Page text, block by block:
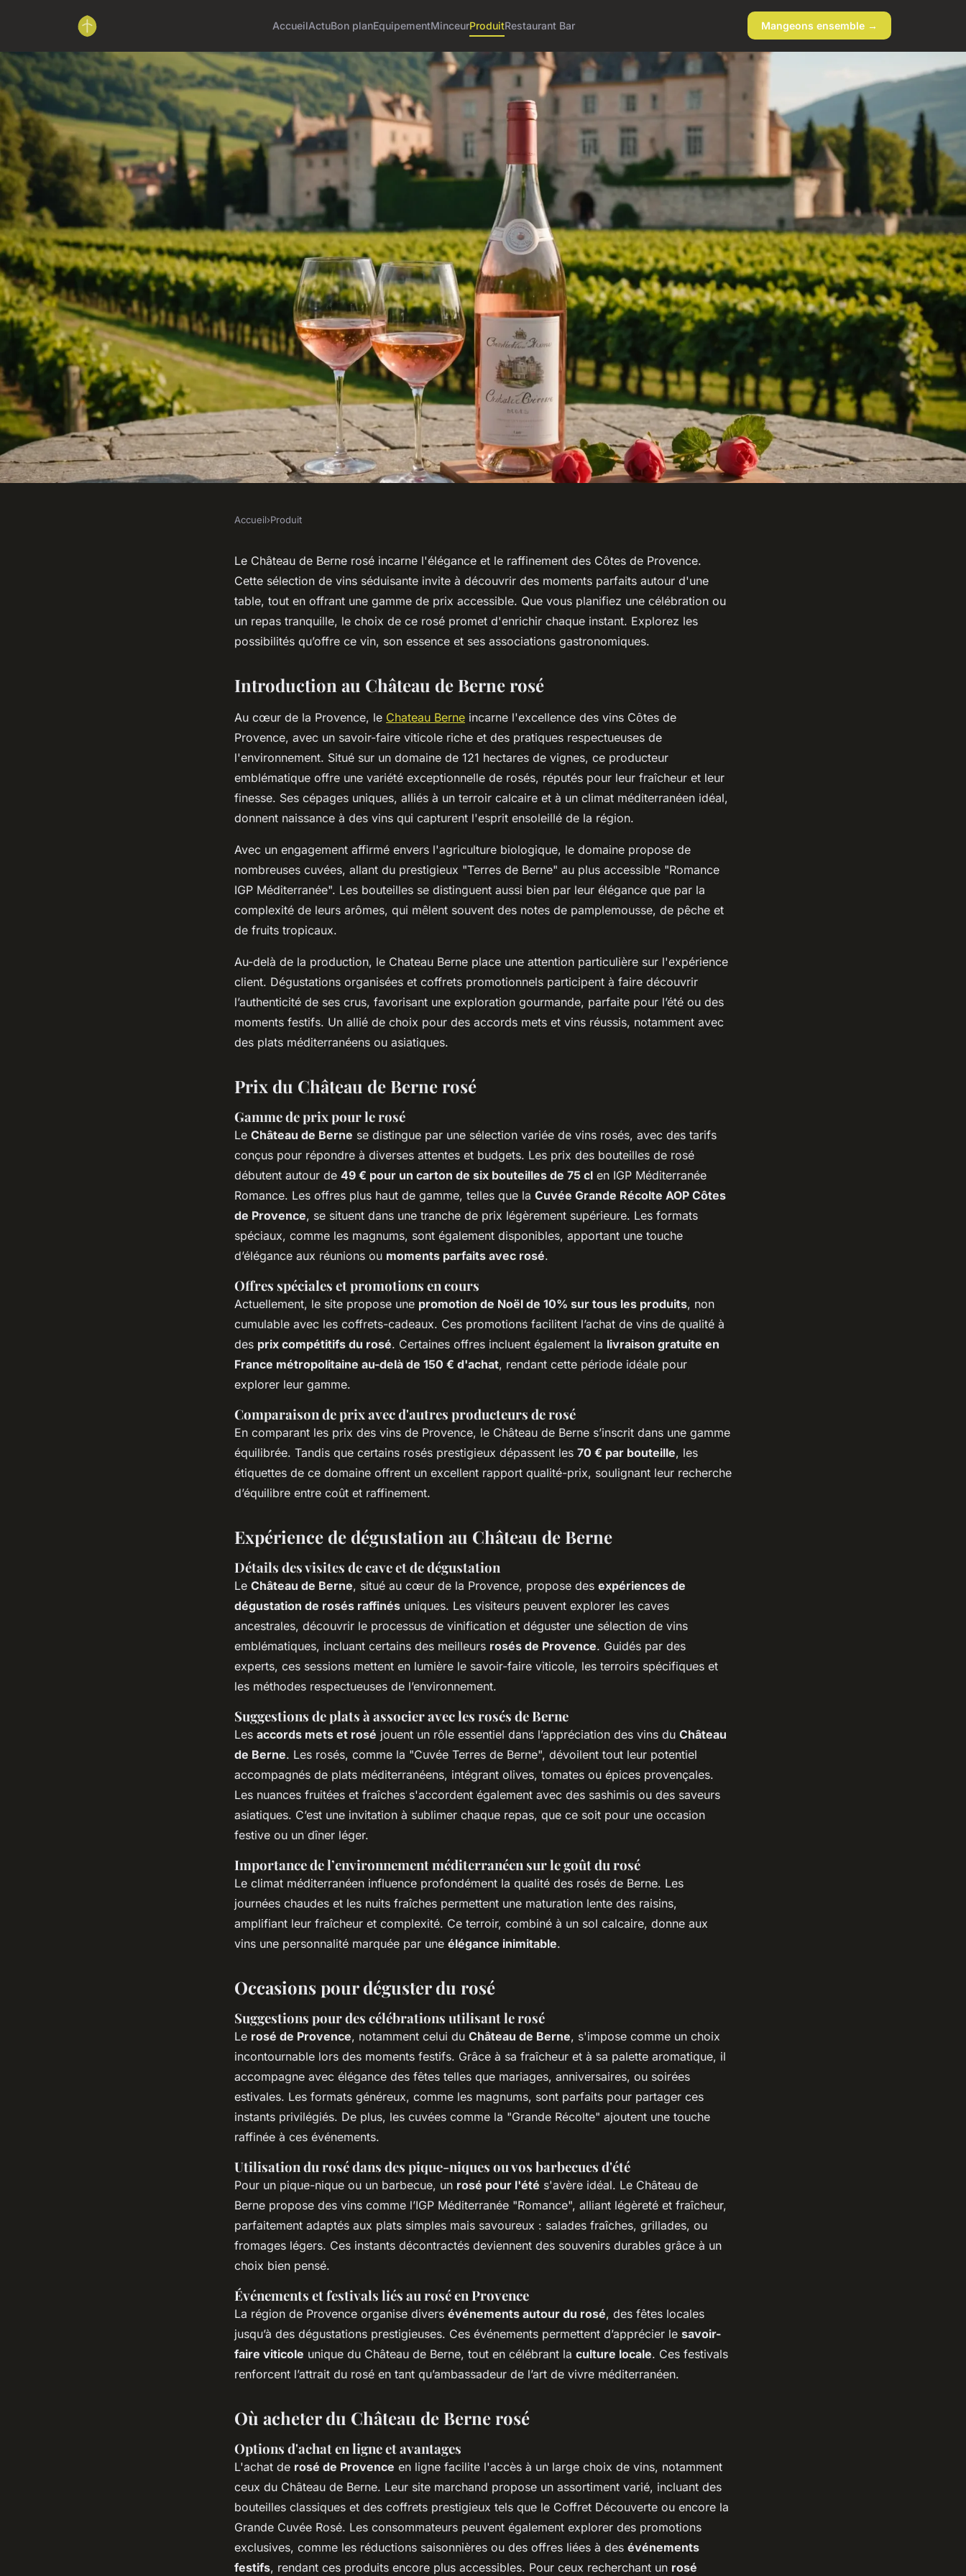
AccueilActuBon planEquipementMinceurProduitRestaurant Bar Mangeons ensemble →
Château de berne rosé : quels prix
pour des moments parfaits ?
Accueil›Produit
Le Château de Berne rosé incarne l'élégance et le raffinement des Côtes de Provence.
Cette sélection de vins séduisante invite à découvrir des moments parfaits autour d'une
table, tout en offrant une gamme de prix accessible. Que vous planifiez une célébration ou
un repas tranquille, le choix de ce rosé promet d'enrichir chaque instant. Explorez les
possibilités qu’offre ce vin, son essence et ses associations gastronomiques.
Introduction au Château de Berne rosé
Au cœur de la Provence, le Chateau Berne incarne l'excellence des vins Côtes de
Provence, avec un savoir-faire viticole riche et des pratiques respectueuses de
l'environnement. Situé sur un domaine de 121 hectares de vignes, ce producteur
emblématique offre une variété exceptionnelle de rosés, réputés pour leur fraîcheur et leur
finesse. Ses cépages uniques, alliés à un terroir calcaire et à un climat méditerranéen idéal,
donnent naissance à des vins qui capturent l'esprit ensoleillé de la région.
Avec un engagement affirmé envers l'agriculture biologique, le domaine propose de
nombreuses cuvées, allant du prestigieux "Terres de Berne" au plus accessible "Romance
IGP Méditerranée". Les bouteilles se distinguent aussi bien par leur élégance que par la
complexité de leurs arômes, qui mêlent souvent des notes de pamplemousse, de pêche et
de fruits tropicaux.
Au-delà de la production, le Chateau Berne place une attention particulière sur l'expérience
client. Dégustations organisées et coffrets promotionnels participent à faire découvrir
l’authenticité de ses crus, favorisant une exploration gourmande, parfaite pour l’été ou des
moments festifs. Un allié de choix pour des accords mets et vins réussis, notamment avec
des plats méditerranéens ou asiatiques.
Prix du Château de Berne rosé
Gamme de prix pour le rosé
Le Château de Berne se distingue par une sélection variée de vins rosés, avec des tarifs
conçus pour répondre à diverses attentes et budgets. Les prix des bouteilles de rosé
débutent autour de 49 € pour un carton de six bouteilles de 75 cl en IGP Méditerranée
Romance. Les offres plus haut de gamme, telles que la Cuvée Grande Récolte AOP Côtes
de Provence, se situent dans une tranche de prix légèrement supérieure. Les formats
spéciaux, comme les magnums, sont également disponibles, apportant une touche
d’élégance aux réunions ou moments parfaits avec rosé.
Offres spéciales et promotions en cours
Actuellement, le site propose une promotion de Noël de 10% sur tous les produits, non
cumulable avec les coffrets-cadeaux. Ces promotions facilitent l’achat de vins de qualité à
des prix compétitifs du rosé. Certaines offres incluent également la livraison gratuite en
France métropolitaine au-delà de 150 € d'achat, rendant cette période idéale pour
explorer leur gamme.
Comparaison de prix avec d'autres producteurs de rosé
En comparant les prix des vins de Provence, le Château de Berne s’inscrit dans une gamme
équilibrée. Tandis que certains rosés prestigieux dépassent les 70 € par bouteille, les
étiquettes de ce domaine offrent un excellent rapport qualité-prix, soulignant leur recherche
d’équilibre entre coût et raffinement.
Expérience de dégustation au Château de Berne
Détails des visites de cave et de dégustation
Le Château de Berne, situé au cœur de la Provence, propose des expériences de
dégustation de rosés raffinés uniques. Les visiteurs peuvent explorer les caves
ancestrales, découvrir le processus de vinification et déguster une sélection de vins
emblématiques, incluant certains des meilleurs rosés de Provence. Guidés par des
experts, ces sessions mettent en lumière le savoir-faire viticole, les terroirs spécifiques et
les méthodes respectueuses de l’environnement.
Suggestions de plats à associer avec les rosés de Berne
Les accords mets et rosé jouent un rôle essentiel dans l’appréciation des vins du Château
de Berne. Les rosés, comme la "Cuvée Terres de Berne", dévoilent tout leur potentiel
accompagnés de plats méditerranéens, intégrant olives, tomates ou épices provençales.
Les nuances fruitées et fraîches s'accordent également avec des sashimis ou des saveurs
asiatiques. C’est une invitation à sublimer chaque repas, que ce soit pour une occasion
festive ou un dîner léger.
Importance de l’environnement méditerranéen sur le goût du rosé
Le climat méditerranéen influence profondément la qualité des rosés de Berne. Les
journées chaudes et les nuits fraîches permettent une maturation lente des raisins,
amplifiant leur fraîcheur et complexité. Ce terroir, combiné à un sol calcaire, donne aux
vins une personnalité marquée par une élégance inimitable.
Occasions pour déguster du rosé
Suggestions pour des célébrations utilisant le rosé
Le rosé de Provence, notamment celui du Château de Berne, s'impose comme un choix
incontournable lors des moments festifs. Grâce à sa fraîcheur et à sa palette aromatique, il
accompagne avec élégance des fêtes telles que mariages, anniversaires, ou soirées
estivales. Les formats généreux, comme les magnums, sont parfaits pour partager ces
instants privilégiés. De plus, les cuvées comme la "Grande Récolte" ajoutent une touche
raffinée à ces événements.
Utilisation du rosé dans des pique-niques ou vos barbecues d'été
Pour un pique-nique ou un barbecue, un rosé pour l'été s'avère idéal. Le Château de
Berne propose des vins comme l’IGP Méditerranée "Romance", alliant légèreté et fraîcheur,
parfaitement adaptés aux plats simples mais savoureux : salades fraîches, grillades, ou
fromages légers. Ces instants décontractés deviennent des souvenirs durables grâce à un
choix bien pensé.
Événements et festivals liés au rosé en Provence
La région de Provence organise divers événements autour du rosé, des fêtes locales
jusqu’à des dégustations prestigieuses. Ces événements permettent d’apprécier le savoir-
faire viticole unique du Château de Berne, tout en célébrant la culture locale. Ces festivals
renforcent l’attrait du rosé en tant qu’ambassadeur de l’art de vivre méditerranéen.
Où acheter du Château de Berne rosé
Options d'achat en ligne et avantages
L'achat de rosé de Provence en ligne facilite l'accès à un large choix de vins, notamment
ceux du Château de Berne. Leur site marchand propose un assortiment varié, incluant des
bouteilles classiques et des coffrets prestigieux tels que le Coffret Découverte ou encore la
Grande Cuvée Rosé. Les consommateurs peuvent également explorer des promotions
exclusives, comme les réductions saisonnières ou des offres liées à des événements
festifs, rendant ces produits encore plus accessibles. Pour ceux recherchant un rosé